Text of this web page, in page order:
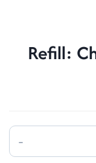
Refill:
Refill:
Chanel
Allure